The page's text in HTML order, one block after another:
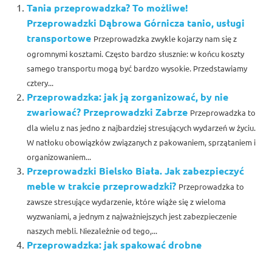
Tania przeprowadzka? To możliwe!
Przeprowadzki Dąbrowa Górnicza tanio, usługi
transportowe Przeprowadzka zwykle kojarzy nam się z
ogromnymi kosztami. Często bardzo słusznie: w końcu koszty
samego transportu mogą być bardzo wysokie. Przedstawiamy
cztery...
Przeprowadzka: jak ją zorganizować, by nie
zwariować? Przeprowadzki Zabrze Przeprowadzka to
dla wielu z nas jedno z najbardziej stresujących wydarzeń w życiu.
W natłoku obowiązków związanych z pakowaniem, sprzątaniem i
organizowaniem...
Przeprowadzki Bielsko Biała. Jak zabezpieczyć
meble w trakcie przeprowadzki? Przeprowadzka to
zawsze stresujące wydarzenie, które wiąże się z wieloma
wyzwaniami, a jednym z najważniejszych jest zabezpieczenie
naszych mebli. Niezależnie od tego,...
Przeprowadzka: jak spakować drobne